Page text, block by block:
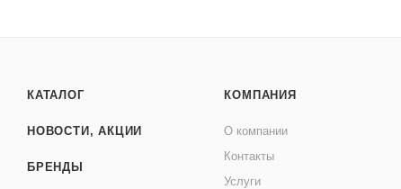
КАТАЛОГ
НОВОСТИ, АКЦИИ
БРЕНДЫ
КОМПАНИЯ
О компании
Контакты
Услуги